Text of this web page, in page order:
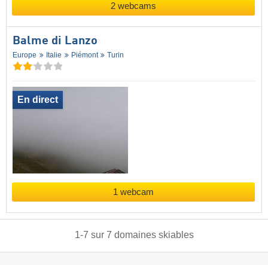
2 webcams
Balme di Lanzo
Europe Italie Piémont Turin
En direct
1 webcam
1-7 sur 7 domaines skiables